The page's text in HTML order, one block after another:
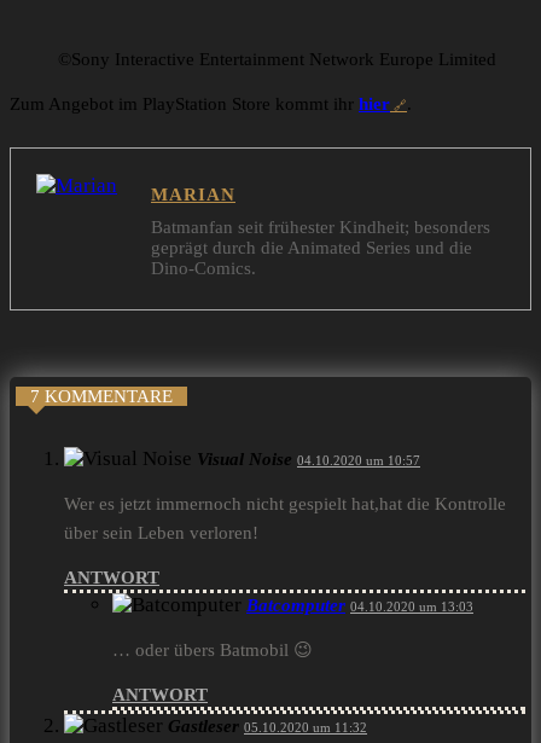
©Sony Interactive Entertainment Network Europe Limited
Zum Angebot im PlayStation Store kommt ihr hier .
MARIAN
Batmanfan seit frühester Kindheit; besonders
geprägt durch die Animated Series und die
Dino-Comics.
7 KOMMENTARE
Visual Noise 04.10.2020 um 10:57
Wer es jetzt immernoch nicht gespielt hat,hat die Kontrolle
über sein Leben verloren!
ANTWORT
Batcomputer 04.10.2020 um 13:03
… oder übers Batmobil 😉
ANTWORT
Gastleser 05.10.2020 um 11:32